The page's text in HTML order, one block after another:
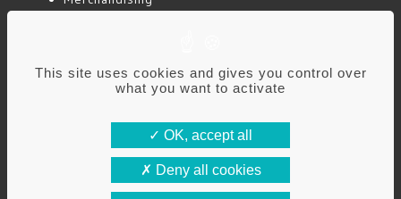
Politique de confidentialité
RISS FRANCE – Rue de la Roselière – Parc Les
This site uses cookies and gives you control over
what you want to activate
OK, accept all
Deny all cookies